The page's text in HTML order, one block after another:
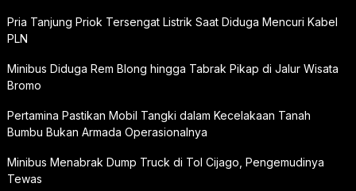
Pria Tanjung Priok Tersengat Listrik Saat Diduga Mencuri Kabel
PLN
Minibus Diduga Rem Blong hingga Tabrak Pikap di Jalur Wisata
Bromo
Pertamina Pastikan Mobil Tangki dalam Kecelakaan Tanah
Bumbu Bukan Armada Operasionalnya
Minibus Menabrak Dump Truck di Tol Cijago, Pengemudinya
Tewas